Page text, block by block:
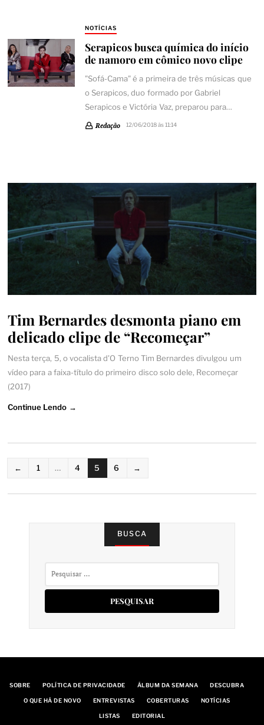
NOTÍCIAS
Serapicos busca química do início
de namoro em cômico novo clipe
"Sofá-Cama" é a primeira de três músicas que
o Serapicos, duo formado por Gabriel
Serapicos e Victória Vaz, preparou para…
Redação 12/06/2018 às 11:14
Tim Bernardes desmonta piano em
delicado clipe de “Recomeçar”
Nesta terça, 5, o vocalista d'O Terno Tim Bernardes divulgou um
vídeo para a faixa-título do primeiro disco solo dele, Recomeçar
(2017)
Continue Lendo →
PAGINAÇÃO
← 1 … 4 5 6 →
BUSCA
SOBRE POLÍTICA DE PRIVACIDADE ÁLBUM DA SEMANA DESCUBRA
O QUE HÁ DE NOVO ENTREVISTAS COBERTURAS NOTÍCIAS
LISTAS EDITORIAL